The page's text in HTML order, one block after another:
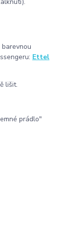
Ettel
lišit.
prádlo"